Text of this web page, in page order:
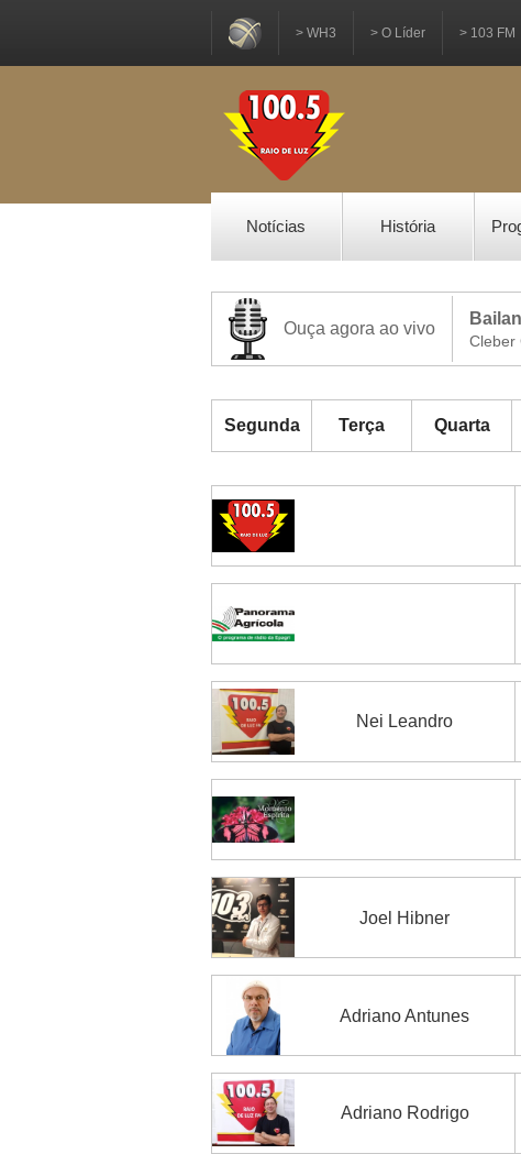
> WH3 > O Líder > 103 FM
Notícias
História
Ouça agora ao vivo
Cleber
Segunda Terça Quarta
Nei Leandro
Joel Hibner
Adriano Antunes
Adriano Rodrigo